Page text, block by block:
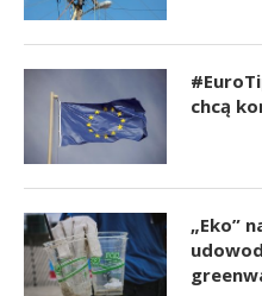
chcą
„Eko”